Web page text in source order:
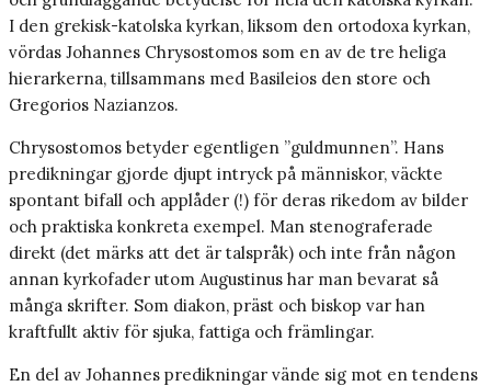
I den grekisk-katolska kyrkan, liksom den ortodoxa kyrkan,
vördas Johannes Chrysostomos som en av de tre heliga
hierarkerna, tillsammans med Basileios den store och
Gregorios Nazianzos.
Chrysostomos betyder egentligen ”guldmunnen”. Hans
predikningar gjorde djupt intryck på människor, väckte
spontant bifall och applåder (!) för deras rikedom av bilder
och praktiska konkreta exempel. Man stenograferade
direkt (det märks att det är talspråk) och inte från någon
annan kyrkofader utom Augustinus har man bevarat så
många skrifter. Som diakon, präst och biskop var han
kraftfullt aktiv för sjuka, fattiga och främlingar.
En del av Johannes predikningar vände sig mot en tendens